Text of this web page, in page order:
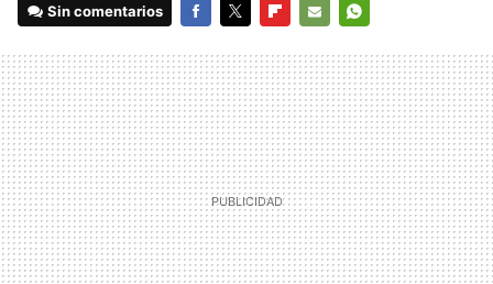
Sin comentarios
MAIL